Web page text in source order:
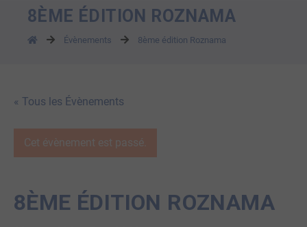
8ÈME ÉDITION ROZNAMA
Évènements 8ème édition Roznama
« Tous les Évènements
Cet évènement est passé.
8ÈME ÉDITION ROZNAMA